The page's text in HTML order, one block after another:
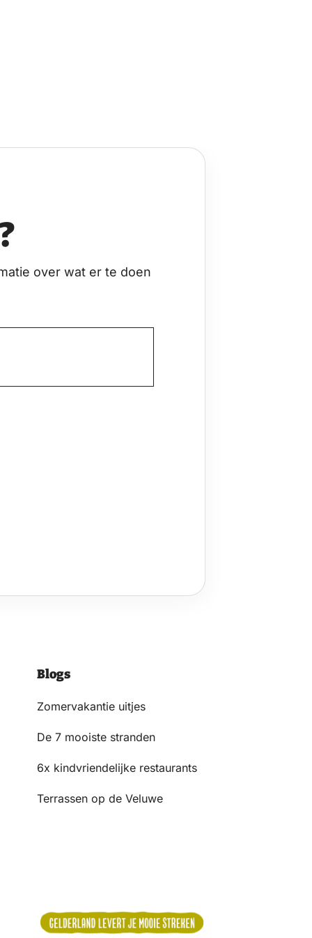
over wat er te doen
Blogs
Zomervakantie uitjes
De 7 mooiste stranden
6x kindvriendelijke restaurants
Terrassen op de Veluwe